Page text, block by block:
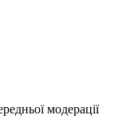
модерації